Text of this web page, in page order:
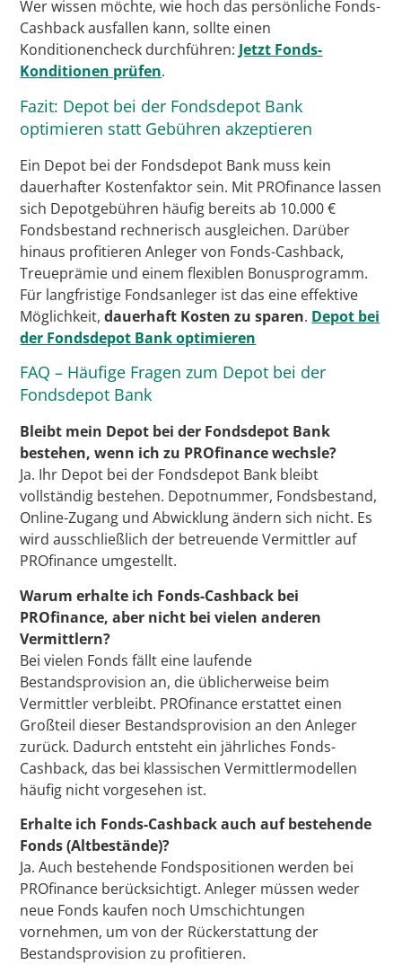
Wer wissen möchte, wie hoch das persönliche Fonds-
Cashback ausfallen kann, sollte einen
Konditionencheck durchführen: Jetzt Fonds-
Konditionen prüfen.
Fazit: Depot bei der Fondsdepot Bank
optimieren statt Gebühren akzeptieren
Ein Depot bei der Fondsdepot Bank muss kein
dauerhafter Kostenfaktor sein. Mit PROfinance lassen
sich Depotgebühren häufig bereits ab 10.000 €
Fondsbestand rechnerisch ausgleichen. Darüber
hinaus profitieren Anleger von Fonds-Cashback,
Treueprämie und einem flexiblen Bonusprogramm.
Für langfristige Fondsanleger ist das eine effektive
Möglichkeit,dauerhaft Kosten zu sparen. Depot bei
der Fondsdepot Bank optimieren
FAQ – Häufige Fragen zum Depot bei der
Fondsdepot Bank
Bleibt mein Depot bei der Fondsdepot Bank
bestehen, wenn ich zu PROfinance wechsle?
Ja. Ihr Depot bei der Fondsdepot Bank bleibt
vollständig bestehen. Depotnummer, Fondsbestand,
Online-Zugang und Abwicklung ändern sich nicht. Es
wird ausschließlich der betreuende Vermittler auf
PROfinance umgestellt.
Warum erhalte ich Fonds-Cashback bei
PROfinance, aber nicht bei vielen anderen
Vermittlern?
Bei vielen Fonds fällt eine laufende
Bestandsprovision an, die üblicherweise beim
Vermittler verbleibt. PROfinance erstattet einen
Großteil dieser Bestandsprovision an den Anleger
zurück. Dadurch entsteht ein jährliches Fonds-
Cashback, das bei klassischen Vermittlermodellen
häufig nicht vorgesehen ist.
Erhalte ich Fonds-Cashback auch auf bestehende
Fonds (Altbestände)?
Ja. Auch bestehende Fondspositionen werden bei
PROfinance berücksichtigt. Anleger müssen weder
neue Fonds kaufen noch Umschichtungen
vornehmen, um von der Rückerstattung der
Bestandsprovision zu profitieren.